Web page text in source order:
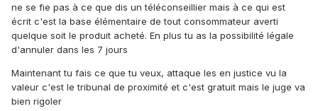
ne se fie pas à ce que dis un téléconseillier mais à ce qui est
écrit c'est la base élémentaire de tout consommateur averti
quelque soit le produit acheté. En plus tu as la possibilité légale
d'annuler dans les 7 jours
Maintenant tu fais ce que tu veux, attaque les en justice vu la
valeur c'est le tribunal de proximité et c'est gratuit mais le juge va
bien rigoler